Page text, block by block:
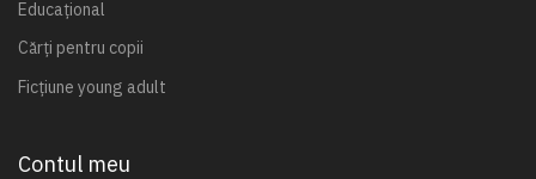
Educațional
Cărți pentru copii
Ficțiune young adult
Contul meu